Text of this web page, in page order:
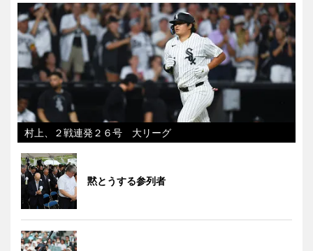
村上、２戦連発２６号 大リーグ
黙とうする参列者